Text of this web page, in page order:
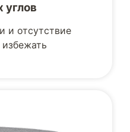
углов
и отсутствие